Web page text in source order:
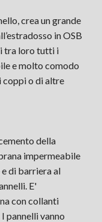
crea un grande
in OSB
tra loro tutti i
e molto comodo
coppi o di altre
della
impermeabile
di barriera al
E'
con collanti
pannelli vanno